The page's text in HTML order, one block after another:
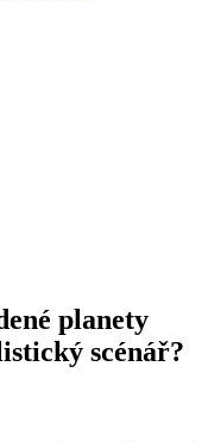
planety
scénář?